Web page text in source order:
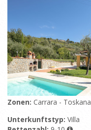
Zonen: Carrara - Toskana
Unterkunftstyp: Villa